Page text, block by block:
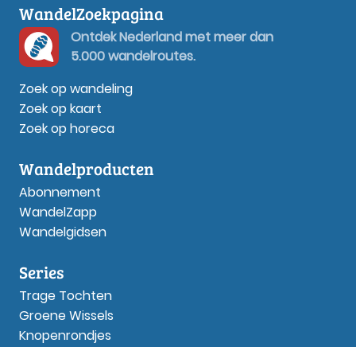
WandelZoekpagina
Ontdek Nederland met meer dan
5.000 wandelroutes.
Zoek op wandeling
Zoek op kaart
Zoek op horeca
Wandelproducten
Abonnement
WandelZapp
Wandelgidsen
Series
Trage Tochten
Groene Wissels
Knopenrondjes